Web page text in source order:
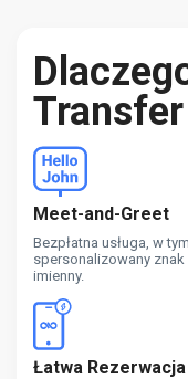
Transfer
Meet-and-Greet
Bezpłatna usługa, w tym
spersonalizowany znak
imienny.
Łatwa Rezerwacja